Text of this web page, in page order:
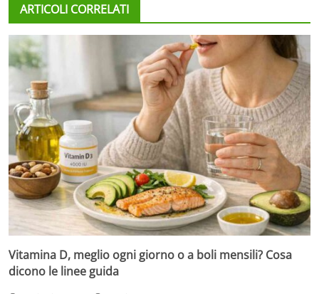
ARTICOLI CORRELATI
Vitamina D, meglio ogni giorno o a boli mensili? Cosa
dicono le linee guida